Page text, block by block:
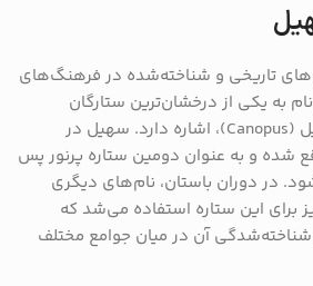
تاریخی و شناخته‌شده در فرهنگ‌های
به یکی از درخشان‌ترین ستارگان
آسمان، یعنی ستاره سهیل (Canopus)، اشاره دارد. سهیل در
شده و به عنوان دومین ستاره پرنور پس
در دوران باستان، نام‌های دیگری
برای این ستاره استفاده می‌شد که
آن در میان جوامع مختلف